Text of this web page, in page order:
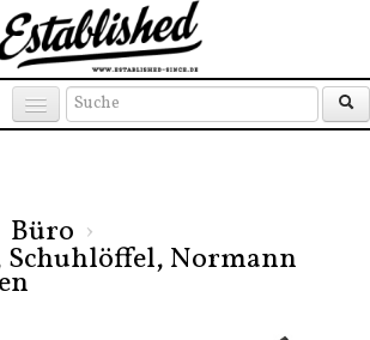
Büro ›
Schuhlöffel, Normann